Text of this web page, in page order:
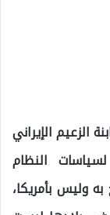
الزعيم الإيراني
النظام
وليس بأمريكا،